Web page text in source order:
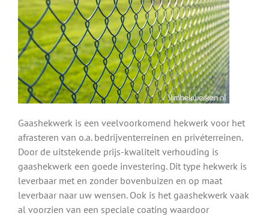
Gaashekwerk is een veelvoorkomend hekwerk voor het
afrasteren van o.a. bedrijventerreinen en privéterreinen.
Door de uitstekende prijs-kwaliteit verhouding is
gaashekwerk een goede investering. Dit type hekwerk is
leverbaar met en zonder bovenbuizen en op maat
leverbaar naar uw wensen. Ook is het gaashekwerk vaak
al voorzien van een speciale coating waardoor